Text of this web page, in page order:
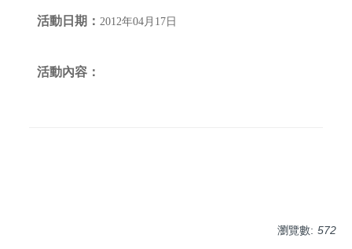
活動日期： 2012年04月17日
活動內容：
瀏覽數: 572